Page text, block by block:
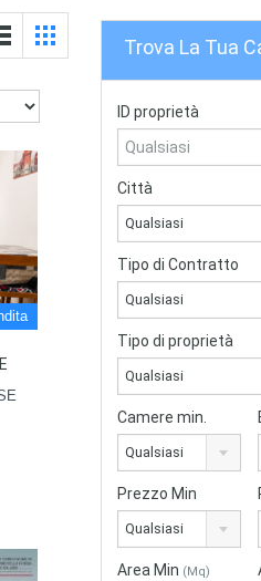
Trova La Tua
ID proprietà
Città
Qualsiasi
Tipo di Contratto
Qualsiasi
Tipo di proprietà
Qualsiasi
Camere min.
Qualsiasi
Prezzo Min
Qualsiasi
Area Min (Mq)